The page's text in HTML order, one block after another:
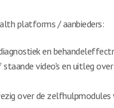
platforms / aanbieders:
en
video's en uitleg
over de zelfhulpmodules